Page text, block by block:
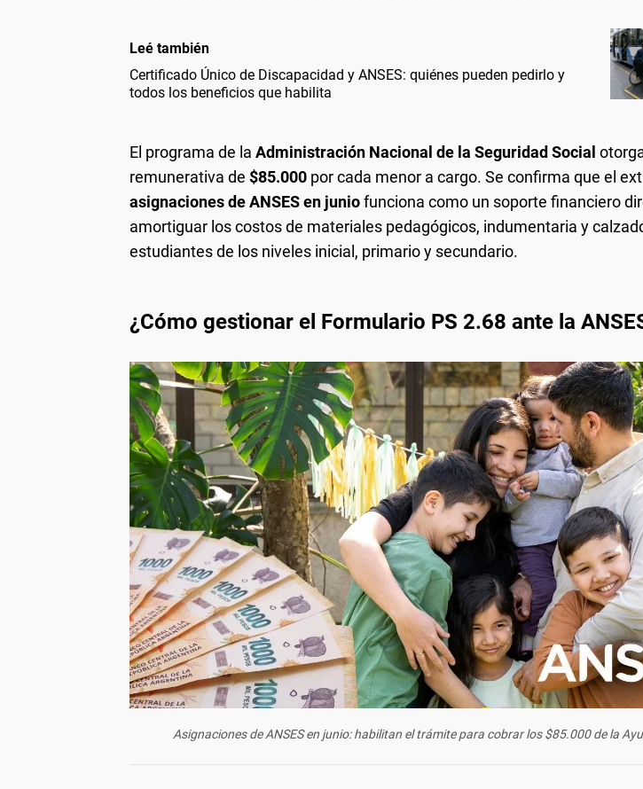
Leé también
Certificado Único de Discapacidad y ANSES: quiénes pueden pedirlo y
todos los beneficios que habilita
El programa de la Administración Nacional de la Seguridad Social
remunerativa de $85.000 por cada menor a cargo. Se confirma que el
asignaciones de ANSES en juniofunciona como un soporte financiero
amortiguar los costos de materiales pedagógicos, indumentaria y
estudiantes de los niveles inicial, primario y secundario.
¿Cómo gestionar el Formulario PS 2.68 ante la
Asignaciones de ANSES en junio: habilitan el trámite para cobrar los $85.000 de la